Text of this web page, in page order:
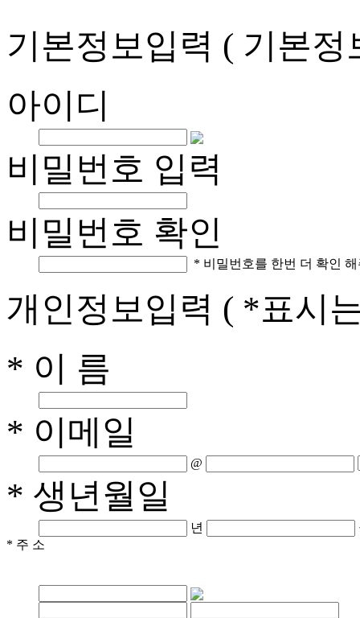
기본정보입력 ( 기본정
아이디
비밀번호 입력
비밀번호 확인
* 비밀번호를 한번 더 확인
개인정보입력 ( *표시
* 이 름
* 이메일
@
* 생년월일
년
* 주 소